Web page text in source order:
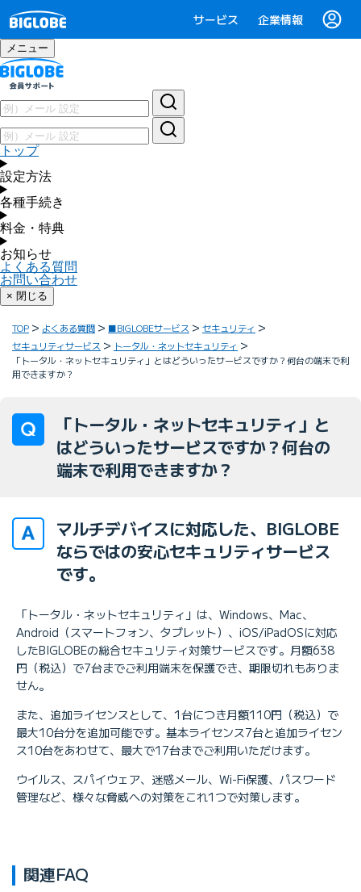
サービス 企業情報
メニュー
トップ
設定方法
各種手続き
料金・特典
お知らせ
よくある質問
お問い合わせ
× 閉じる
TOP よくある質問 ■BIGLOBEサービス
セキュリティ
セキュリティサービス
トータル・ネットセキュリティ
「トータル・ネットセキュリティ」とはどういったサービスですか？何台の端末で利
用できますか？
「トータル・ネットセキュリティ」と
はどういったサービスですか？何台の
端末で利用できますか？
マルチデバイスに対応した、BIGLOBE
ならではの安心セキュリティサービス
です。
「トータル・ネットセキュリティ」は、Windows、Mac、
Android（スマートフォン、タブレット）、iOS/iPadOSに対応
したBIGLOBEの総合セキュリティ対策サービスです。月額638
円（税込）で7台までご利用端末を保護でき、期限切れもありま
せん。
また、追加ライセンスとして、1台につき月額110円（税込）で
最大10台分を追加可能です。基本ライセンス7台と追加ライセン
ス10台をあわせて、最大で17台までご利用いただけます。
ウイルス、スパイウェア、迷惑メール、Wi-Fi保護、パスワード
管理など、様々な脅威への対策をこれ1つで対策します。
関連FAQ